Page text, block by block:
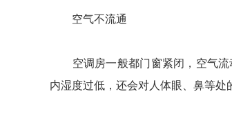
空气不流通
空调房一般都门窗紧闭，空气流
内湿度过低，还会对人体眼、鼻等处